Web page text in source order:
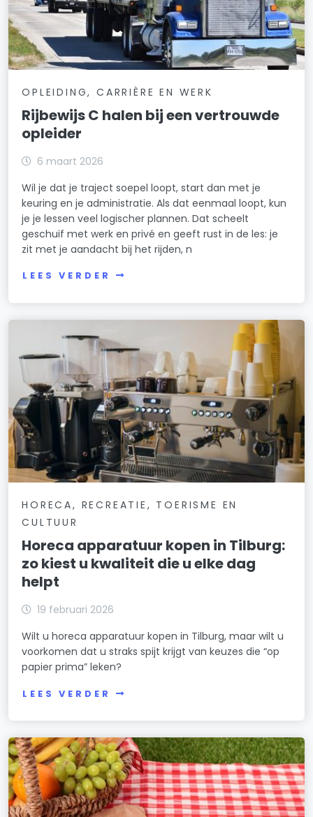
OPLEIDING, CARRIÈRE EN WERK
Rijbewijs C halen bij een vertrouwde
opleider
6 maart 2026
Wil je dat je traject soepel loopt, start dan met je
keuring en je administratie. Als dat eenmaal loopt, kun
je je lessen veel logischer plannen. Dat scheelt
geschuif met werk en privé en geeft rust in de les: je
zit met je aandacht bij het rijden, n
LEES VERDER
HORECA, RECREATIE, TOERISME EN
CULTUUR
Horeca apparatuur kopen in Tilburg:
zo kiest u kwaliteit die u elke dag
helpt
19 februari 2026
Wilt u horeca apparatuur kopen in Tilburg, maar wilt u
voorkomen dat u straks spijt krijgt van keuzes die “op
papier prima” leken?
LEES VERDER